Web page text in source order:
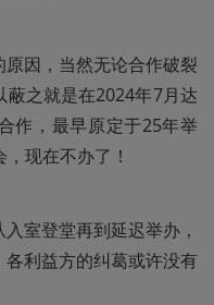
因，当然无论合作破裂
之就是在2024年7月达
作，最早原定于25年举
现在不办了！
室登堂再到延迟举办，
利益方的纠葛或许没有